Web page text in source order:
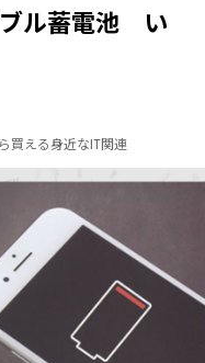
ル蓄電池 い
買える身近なIT関連